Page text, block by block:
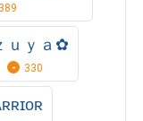
ｕｙａ✿
330